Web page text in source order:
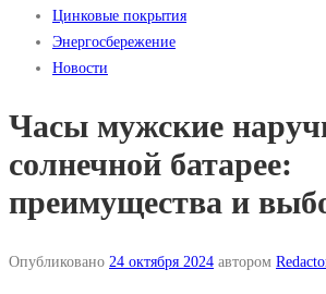
Цинковые покрытия
Энергосбережение
Новости
Часы мужские
солнечной батарее:
преимущества и
Опубликовано 24 октября 2024 автором